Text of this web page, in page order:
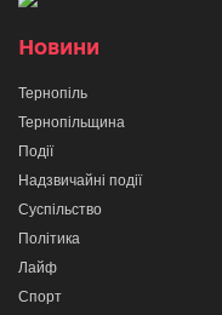
Новини
Тернопіль
Тернопільщина
Події
Надзвичайні події
Суспільство
Політика
Лайф
Спорт